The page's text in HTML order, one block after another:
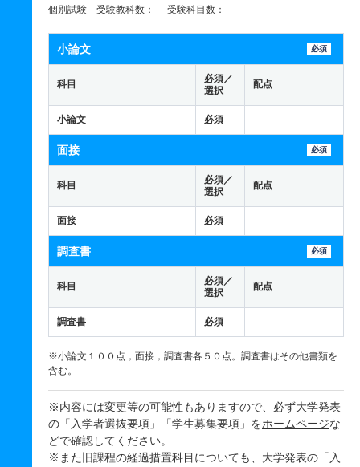
個別試験 受験教科数：- 受験科目数：-
小論文 必須
科目
必須／
選択
配点
小論文 必須
面接 必須
科目
必須／
選択
配点
面接 必須
調査書 必須
科目
必須／
選択
配点
調査書 必須
※小論文１００点，面接，調査書各５０点。調査書はその他書類を
含む。
※内容には変更等の可能性もありますので、必ず大学発表
の「入学者選抜要項」「学生募集要項」をホームページな
どで確認してください。
※また旧課程の経過措置科目についても、大学発表の「入